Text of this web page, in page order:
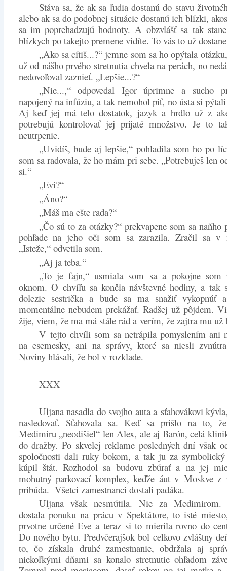
Stáva sa, že ak sa ľudia dostanú do stavu
alebo ak sa do podobnej situácie dostanú ich blízki,
sa im poprehadzujú hodnoty. A obzvlášť sa tak
blízkych po takejto premene vidíte. To vás to už
„Ako sa cítiš...?“ jemne som sa ho opýtala
už od nášho prvého stretnutia chvela na perách, no
nedovoľoval zaznieť. „Lepšie...?“
„Nie...,“ odpovedal Igor úprimne a sucho
napojený na infúziu, a tak nemohol piť, no ústa si
Aj keď jej má telo dostatok, jazyk a hrdlo už z
potrebujú kontrolovať jej prijaté množstvo. Je to
neutrpenie.
„Uvidíš, bude aj lepšie,“ pohladila som ho po
som sa radovala, že ho mám pri sebe. „Potrebuješ len
si.“
„Evi?“
„Áno?“
„Máš ma ešte rada?“
„Čo sú to za otázky?“ prekvapene som sa naňho
pohľade na jeho oči som sa zarazila. Zračil sa v
„Isteže,“ odvetila som.
„Aj ja teba.“
„To je fajn,“ usmiala som sa a pokojne som
oknom. O chvíľu sa končia návštevné hodiny, a tak
dolezie sestrička a bude sa ma snažiť
momentálne nebudem prekážať. Radšej už pôjdem.
žije, viem, že ma má stále rád a verím, že zajtra mu už
V tejto chvíli som sa netrápila pomyslením ani
na esemesky, ani na správy, ktoré sa niesli
Noviny hlásali, že bol v rozklade.
XXX
Uljana nasadla do svojho auta a sťahovákovi
nasledovať. Sťahovala sa. Keď sa prišlo na to,
Medimiru „neodišiel“ len Alex, ale aj Barón, celá
do dražby. Po skvelej reklame posledných dní však
spoločnosti dali ruky bokom, a tak ju za
kúpil štát. Rozhodol sa budovu zbúrať a na jej
mohutný parkovací komplex, keďže áut v Moskve
pribúda. Všetci zamestnanci dostali padáka.
Uljana však nesmútila. Nie za Medimirom.
dostala ponuku na prácu v Spektátore, to isté
prvotne určené Eve a teraz si to mierila rovno do
Do nového bytu. Predvčerajšok bol celkovo zvláštny
to, čo získala druhé zamestnanie, obdržala aj
niekoľkými dňami sa konalo stretnutie ohľadom